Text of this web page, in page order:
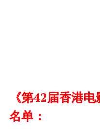
《第42届香港
名单：